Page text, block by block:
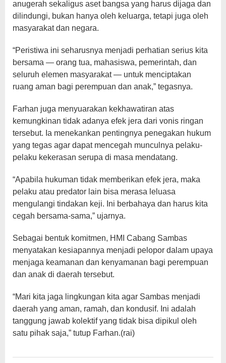
anugerah sekaligus aset bangsa yang harus dijaga dan
dilindungi, bukan hanya oleh keluarga, tetapi juga oleh
masyarakat dan negara.
“Peristiwa ini seharusnya menjadi perhatian serius kita
bersama — orang tua, mahasiswa, pemerintah, dan
seluruh elemen masyarakat — untuk menciptakan
ruang aman bagi perempuan dan anak,” tegasnya.
Farhan juga menyuarakan kekhawatiran atas
kemungkinan tidak adanya efek jera dari vonis ringan
tersebut. Ia menekankan pentingnya penegakan hukum
yang tegas agar dapat mencegah munculnya pelaku-
pelaku kekerasan serupa di masa mendatang.
“Apabila hukuman tidak memberikan efek jera, maka
pelaku atau predator lain bisa merasa leluasa
mengulangi tindakan keji. Ini berbahaya dan harus kita
cegah bersama-sama,” ujarnya.
Sebagai bentuk komitmen, HMI Cabang Sambas
menyatakan kesiapannya menjadi pelopor dalam upaya
menjaga keamanan dan kenyamanan bagi perempuan
dan anak di daerah tersebut.
“Mari kita jaga lingkungan kita agar Sambas menjadi
daerah yang aman, ramah, dan kondusif. Ini adalah
tanggung jawab kolektif yang tidak bisa dipikul oleh
satu pihak saja,” tutup Farhan.(rai)